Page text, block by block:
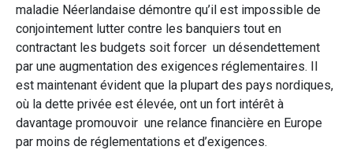
maladie Néerlandaise démontre qu’il est impossible de
conjointement lutter contre les banquiers tout en
contractant les budgets soit forcer un désendettement
par une augmentation des exigences réglementaires. Il
est maintenant évident que la plupart des pays nordiques,
où la dette privée est élevée, ont un fort intérêt à
davantage promouvoir une relance financière en Europe
par moins de réglementations et d’exigences.